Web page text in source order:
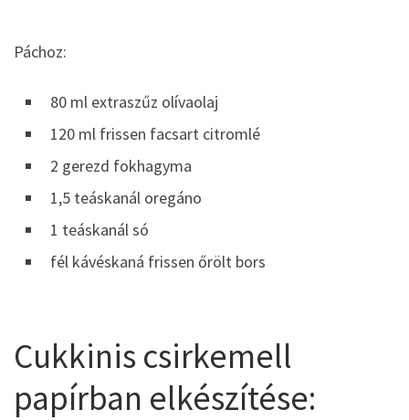
Páchoz:
80 ml extraszűz olívaolaj
120 ml frissen facsart citromlé
2 gerezd fokhagyma
1,5 teáskanál oregáno
1 teáskanál só
fél kávéskaná frissen őrölt bors
Cukkinis csirkemell
papírban elkészítése: